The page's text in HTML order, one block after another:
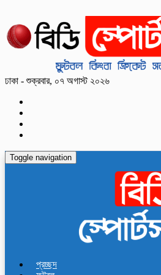
ঢাকা - শুক্রবার, ০৭ অগাস্ট ২০২৬
Toggle navigation
প্রচ্ছদ